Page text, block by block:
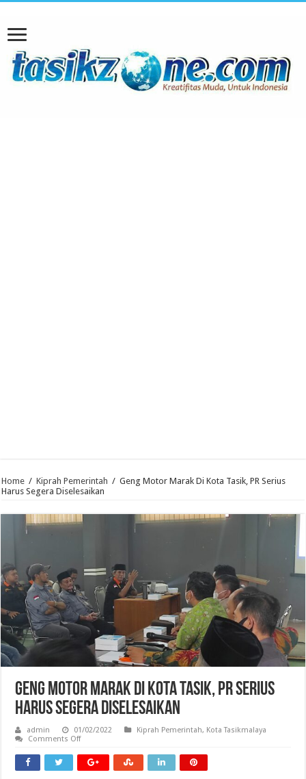
Home / Kiprah Pemerintah / Geng Motor Marak Di Kota Tasik, PR Serius
Harus Segera Diselesaikan
Geng Motor Marak Di Kota Tasik, PR Serius
Harus Segera Diselesaikan
admin 01/02/2022 Kiprah Pemerintah, Kota Tasikmalaya
Comments Offon
Motor
Marak